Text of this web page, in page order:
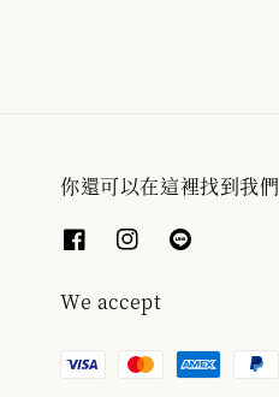
你還可以在這裡找到我們
We accept